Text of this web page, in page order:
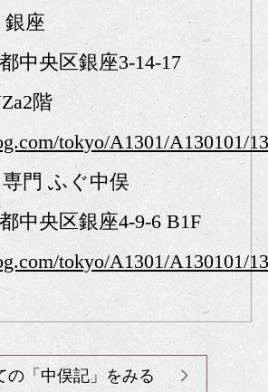
座
中央区銀座3-14-17
階
tokyo/A1301/A130101/
門 ふぐ中俣
中央区銀座4-9-6 B1F
tokyo/A1301/A130101/
の「中俣記」をみる